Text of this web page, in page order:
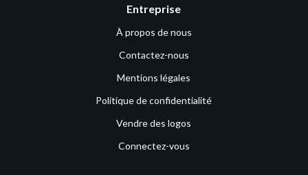
Entreprise
À propos de nous
Contactez-nous
Mentions légales
Politique de confidentialité
Vendre des logos
Connectez-vous